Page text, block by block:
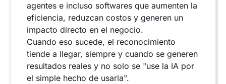
agentes e incluso softwares que aumenten la
eficiencia, reduzcan costos y generen un
impacto directo en el negocio.
Cuando eso sucede, el reconocimiento
tiende a llegar, siempre y cuando se generen
resultados reales y no solo se "use la IA por
el simple hecho de usarla".